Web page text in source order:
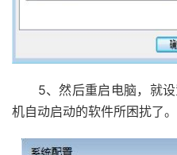
5、然后重启电脑，就设
机自动启动的软件所困扰了。